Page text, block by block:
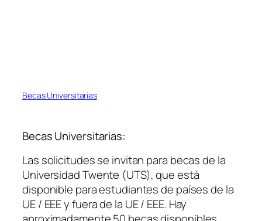
Becas Universitarias
Becas Universitarias:
Las solicitudes se invitan para becas de la
Universidad Twente (UTS), que está
disponible para estudiantes de países de la
UE / EEE y fuera de la UE / EEE. Hay